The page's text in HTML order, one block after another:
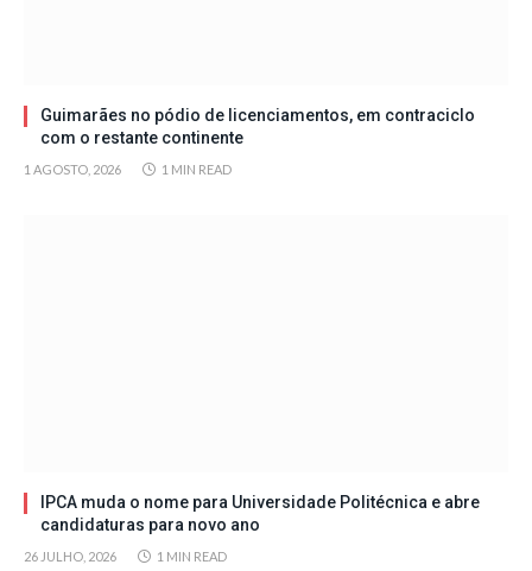
Guimarães no pódio de licenciamentos, em contraciclo
com o restante continente
1 AGOSTO, 2026 1 MIN READ
IPCA muda o nome para Universidade Politécnica e abre
candidaturas para novo ano
26 JULHO, 2026 1 MIN READ